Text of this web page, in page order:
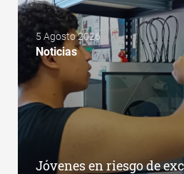
5 Agosto 2026
Noticias
Jóvenes en riesgo de